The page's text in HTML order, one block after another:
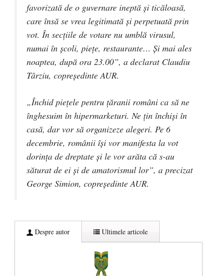
favorizată de o guvernare ineptă şi ticăloasă,
care însă se vrea legitimată şi perpetuată prin
vot. În secţiile de votare nu umblă virusul,
numai în şcoli, pieţe, restaurante… Şi mai ales
noaptea, după ora 23.00”, a declarat Claudiu
Târziu, copreşedinte AUR.
„Închid pieţele pentru ţăranii români ca să ne
înghesuim în hipermarketuri. Ne ţin închişi în
casă, dar vor să organizeze alegeri. Pe 6
decembrie, românii îşi vor manifesta la vot
dorinţa de dreptate şi le vor arăta că s-au
săturat de ei şi de amatorismul lor”, a precizat
George Simion, copreşedinte AUR.
Despre autor Ultimele articole